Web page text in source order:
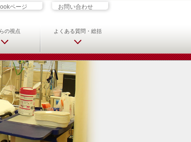
救急科専門医・専攻医
ページ お問い合わせ
の視点 よくある質問・総括